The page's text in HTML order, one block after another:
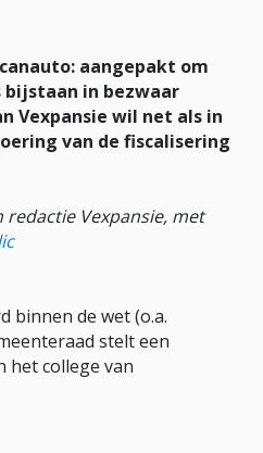
aangepakt om
bijstaan in bezwaar
Vexpansie wil net als in
van de fiscalisering
redactie Vexpansie, met
binnen de wet (o.a.
stelt een
het college van